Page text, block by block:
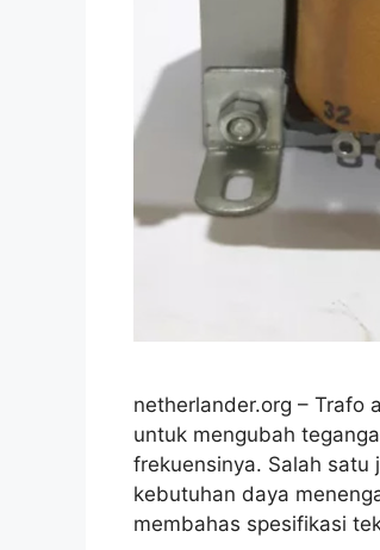
netherlander.org – Trafo
untuk mengubah
frekuensinya. Salah satu
kebutuhan daya
membahas spesifikasi